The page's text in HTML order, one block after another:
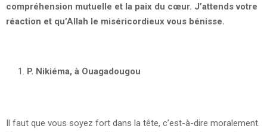
compréhension mutuelle et la paix du cœur. J’attends votre
réaction et qu’Allah le miséricordieux vous bénisse.
P. Nikiéma, à Ouagadougou
Il faut que vous soyez fort dans la tête, c’est-à-dire moralement.